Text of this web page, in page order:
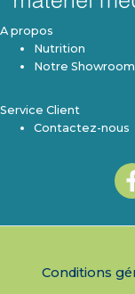
A propos
Nutrition
Notre Showroom
Service Client
Contactez-nous
Conditions